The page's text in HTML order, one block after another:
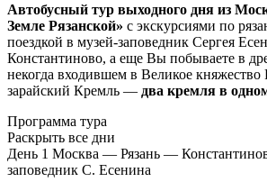
Автобусный тур выходного дня из
Земле Рязанской» с экскурсиями по
поездкой в музей-заповедник Сергея
Константиново, а еще Вы побываете в
некогда входившем в Великое княжество
зарайский Кремль — два кремля в
Программа тура
Раскрыть все дни
День 1 Москва — Рязань —
заповедник С. Есенина